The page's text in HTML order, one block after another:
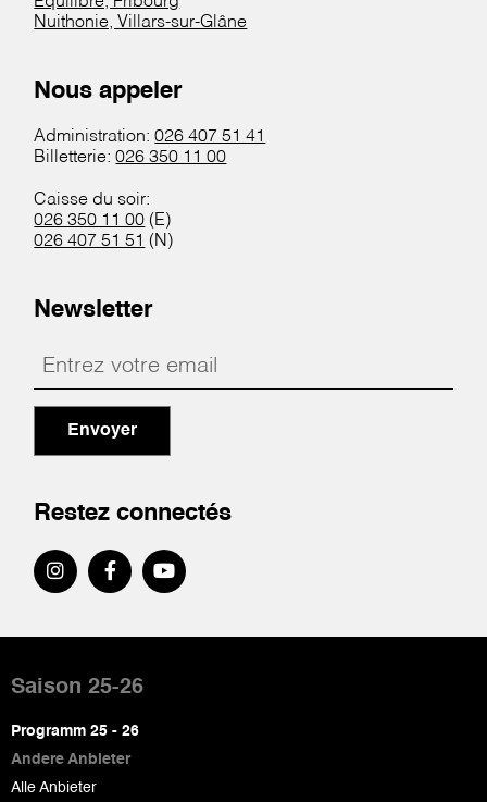
Nuithonie, Villars-sur-Glâne
Nous appeler
Administration:026 407 51 41
Billetterie:026 350 11 00
Caisse du soir:
026 350 11 00 (E)
026 407 51 51 (N)
Newsletter
Envoyer
Restez connectés
de
page
Saison 25-26
Programm 25 - 26
Andere Anbieter
Alle Anbieter